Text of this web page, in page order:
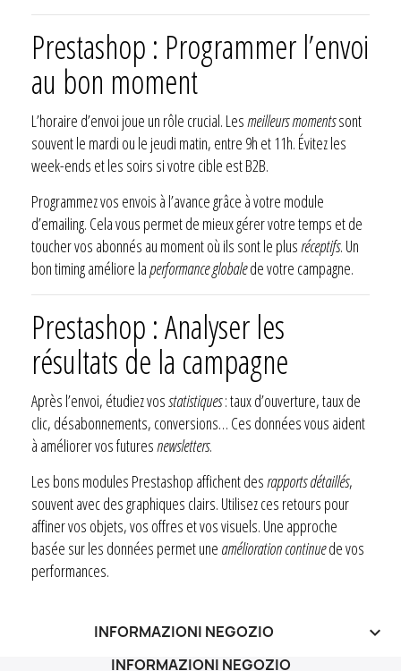
Prestashop : Programmer l’envoi
au bon moment
L’horaire d’envoi joue un rôle crucial. Les meilleurs momentssont
souvent le mardi ou le jeudi matin, entre 9h et 11h. Évitez les
week-ends et les soirs si votre cible est B2B.
Programmez vos envois à l’avance grâce à votre module
d’emailing. Cela vous permet de mieux gérer votre temps et de
toucher vos abonnés au moment où ils sont le plus réceptifs. Un
bon timing améliore laperformance globalede votre campagne.
Prestashop : Analyser les
résultats de la campagne
Après l’envoi, étudiez vosstatistiques: taux d’ouverture, taux de
clic, désabonnements, conversions… Ces données vous aident
à améliorer vos futures newsletters.
Les bons modules Prestashop affichent des rapports détaillés,
souvent avec des graphiques clairs. Utilisez ces retours pour
affiner vos objets, vos offres et vos visuels. Une approche
basée sur les données permet une amélioration continuede vos
performances.
INFORMAZIONI NEGOZIO keyboard_arrow_down
INFORMAZIONI NEGOZIO